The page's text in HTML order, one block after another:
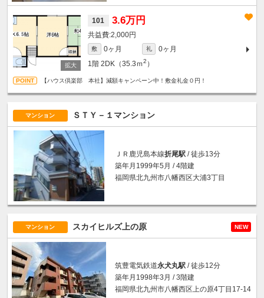
101 3.6万円
2,000円
敷 0ヶ月 礼
0ヶ月
1階 2DK（35.3ｍ2 ）
【ハウス倶楽部 本社】減額キャンペーン中！敷金礼金０円！
マンション ＳＴＹ－１マンション
ＪＲ鹿児島本線折尾駅 / 徒歩13分
築年月1999年5月 / 4階建
福岡県北九州市八幡西区大浦3丁目
マンション スカイヒルズ上の原 NEW
筑豊電気鉄道永犬丸駅 / 徒歩12分
築年月1998年3月 / 3階建
福岡県北九州市八幡西区上の原4丁目17-14